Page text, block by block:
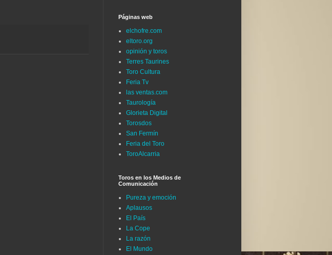
Páginas web
elchofre.com
eltoro.org
opinión y toros
Terres Taurines
Toro Cultura
Feria Tv
las ventas.com
Taurología
Glorieta Digital
Torosdos
San Fermín
Feria del Toro
ToroAlcarria
Toros en los Medios de
Comunicación
Pureza y emoción
Aplausos
El País
La Cope
La razón
El Mundo